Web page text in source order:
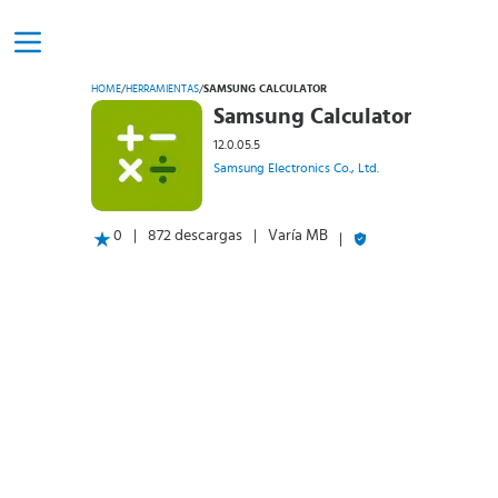
HOME/HERRAMIENTAS/SAMSUNG CALCULATOR
Samsung Calculator
12.0.05.5
Samsung Electronics Co., Ltd.
0 872 descargas Varía MB